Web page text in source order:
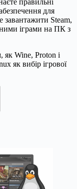
для
Steam,
іграми на ПК з
як Wine, Proton і
як вибір ігрової